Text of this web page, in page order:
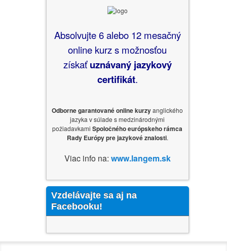
Absolvujte 6 alebo 12 mesačný
online kurz s možnosťou
získaťuznávaný jazykový
certifikát.
Odborne garantované online kurzyanglického
jazyka v súlade s medzinárodnými
požiadavkamiSpoločného európskeho rámca
Rady Európy pre jazykové znalosti.
Viac info na: www.langem.sk
Vzdelávajte sa aj na
Facebooku!